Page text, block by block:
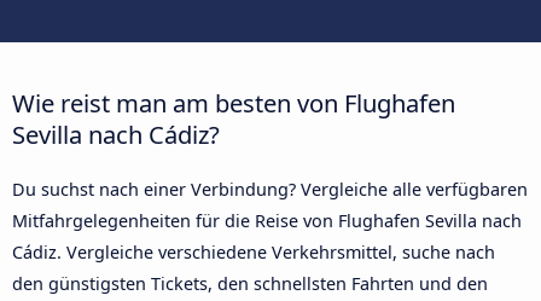
Wie reist man am besten von Flughafen
Sevilla nach Cádiz?
Du suchst nach einer Verbindung? Vergleiche alle verfügbaren
Mitfahrgelegenheiten für die Reise von Flughafen Sevilla nach
Cádiz. Vergleiche verschiedene Verkehrsmittel, suche nach
den günstigsten Tickets, den schnellsten Fahrten und den